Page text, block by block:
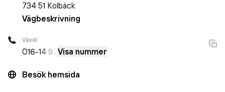
734 51 Kolbäck
Vägbeskrivning
Växel
016-14 92 Visa nummer
Besök hemsida